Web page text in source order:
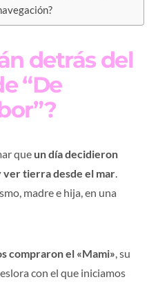
detrás del
“De
que un día decidieron
tierra desde el mar.
madre e hija, en una
compraron el «Mami», su
con el que iniciamos